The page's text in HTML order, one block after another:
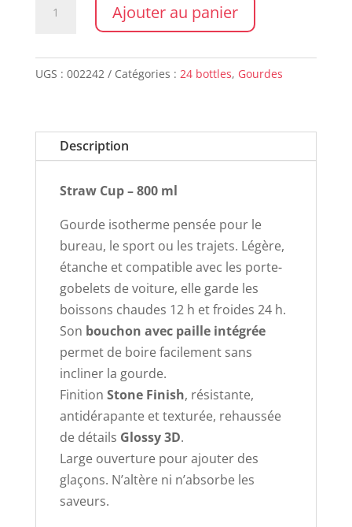
cup
YELLOW
Ajouter au panier
UGS : 002242 Catégories : 24 bottles, Gourdes
Description
Straw Cup – 800 ml
Gourde isotherme pensée pour le
bureau, le sport ou les trajets. Légère,
étanche et compatible avec les porte-
gobelets de voiture, elle garde les
boissons chaudes 12 h et froides 24 h.
Son bouchon avec paille intégrée
permet de boire facilement sans
incliner la gourde.
Finition Stone Finish, résistante,
antidérapante et texturée, rehaussée
de détails Glossy 3D.
Large ouverture pour ajouter des
glaçons. N’altère ni n’absorbe les
saveurs.